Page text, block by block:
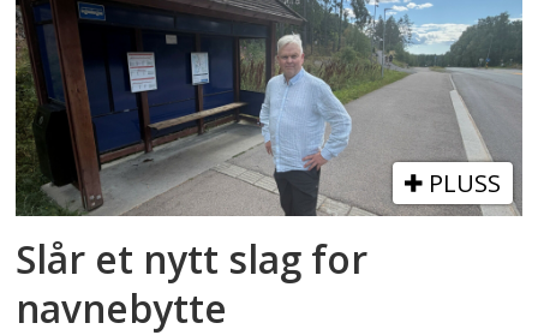
PLUSS
Slår et nytt slag for
navnebytte